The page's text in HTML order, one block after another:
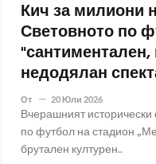
Кич за милиони
Световното по
недодялан
От 20 Юли 2026
Вчерашният
по футбол на стадион
брутален културен..